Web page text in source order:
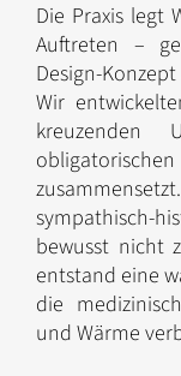
Die Praxis legt
Auftreten –
Design-Konzept
Wir
kreuzenden
sympathisch-
bewusst nicht
entstand eine
die
und Wärme